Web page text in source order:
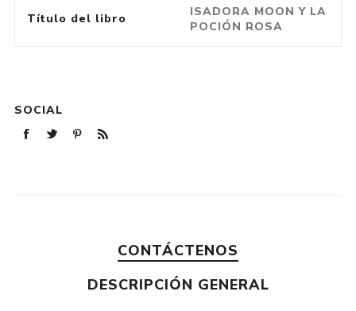
Título del libro
ISADORA MOON Y LA
POCIÓN ROSA
SOCIAL
CONTÁCTENOS
DESCRIPCIÓN GENERAL